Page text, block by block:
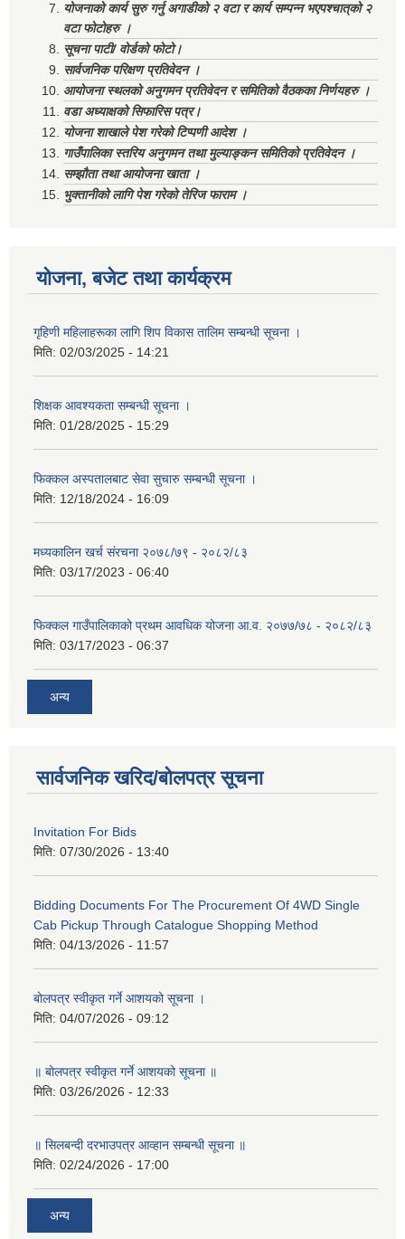
योजनाको कार्य सुरु गर्नु अगाडीको २ वटा र कार्य सम्पन्न भएपश्चात्‌को २
वटा फोटोहरु ।
सूचना पाटी/ वोर्डको फोटो।
सार्वजनिक परिक्षण प्रतिवेदन ।
आयोजना स्थलको अनुगमन प्रतिवेदन र समितिको वैठकका निर्णयहरु ।
वडा अध्याक्षको सिफारिस पत्र।
योजना शाखाले पेश गरेको टिप्पणी आदेश ।
गाउँपालिका स्तरिय अनुगमन तथा मुल्याङ्कन समितिको प्रतिवेदन ।
सम्झौता तथा आयोजना खाता ।
भुक्तानीको लागि पेश गरेको तेरिज फाराम ।
योजना, बजेट तथा कार्यक्रम
गृहिणी महिलाहरूका लागि शिप विकास तालिम सम्बन्धी सूचना ‌।
मिति: 02/03/2025 - 14:21
शिक्षक आवश्यकता सम्बन्धी सूचना ।
मिति: 01/28/2025 - 15:29
फिक्कल अस्पतालबाट सेवा सुचारु सम्बन्धी सूचना ।
मिति: 12/18/2024 - 16:09
मध्यकालिन खर्च संरचना २०७८/७९ - २०८२/८३
मिति: 03/17/2023 - 06:40
फिक्कल गाउँपालिकाको प्रथम आवधिक योजना आ.व. २०७७/७८ - २०८२/८३
मिति: 03/17/2023 - 06:37
अन्य
सार्वजनिक खरिद/बोलपत्र सूचना
Invitation For Bids
मिति: 07/30/2026 - 13:40
Bidding Documents For The Procurement Of 4WD Single
Cab Pickup Through Catalogue Shopping Method
मिति: 04/13/2026 - 11:57
बोलपत्र स्वीकृत गर्ने आशयको सूचना ।
मिति: 04/07/2026 - 09:12
॥ बोलपत्र स्वीकृत गर्ने आशयको सूचना ॥
मिति: 03/26/2026 - 12:33
॥ सिलबन्दी दरभाउपत्र आव्हान सम्बन्धी सूचना ॥
मिति: 02/24/2026 - 17:00
अन्य